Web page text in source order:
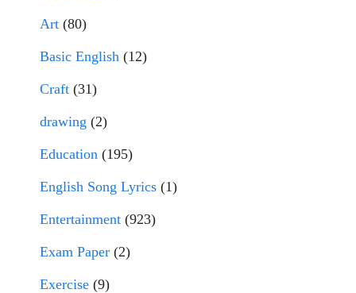
Art (80)
Basic English (12)
Craft (31)
drawing (2)
Education (195)
English Song Lyrics (1)
Entertainment (923)
Exam Paper (2)
Exercise (9)